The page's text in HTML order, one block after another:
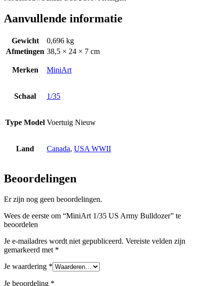
Aanvullende informatie
Gewicht
0,696 kg
Afmetingen 38,5 × 24 × 7 cm
Merken MiniArt
Schaal 1/35
Type Model Voertuig Nieuw
Land Canada, USA WWII
Beoordelingen
Er zijn nog geen beoordelingen.
Wees de eerste om “MiniArt 1/35 US Army Bulldozer” te
beoordelen
Je e-mailadres wordt niet gepubliceerd. Vereiste velden zijn
gemarkeerd met *
Je waardering *
Je beoordeling *